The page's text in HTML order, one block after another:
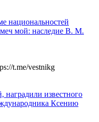
национальностей
меч мой: наследие В. М.
t.me/vestnikg
известного
Ксению